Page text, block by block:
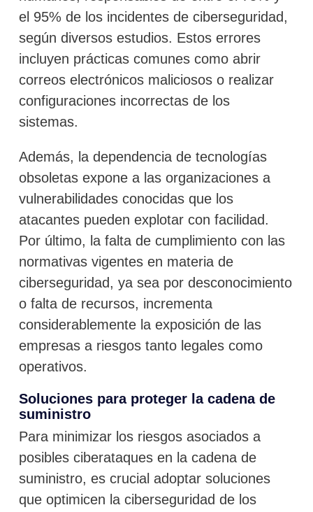
el 95% de los incidentes de ciberseguridad,
según diversos estudios. Estos errores
incluyen prácticas comunes como abrir
correos electrónicos maliciosos o realizar
configuraciones incorrectas de los
sistemas.
Además, la dependencia de tecnologías
obsoletas expone a las organizaciones a
vulnerabilidades conocidas que los
atacantes pueden explotar con facilidad.
Por último, la falta de cumplimiento con las
normativas vigentes en materia de
ciberseguridad, ya sea por desconocimiento
o falta de recursos, incrementa
considerablemente la exposición de las
empresas a riesgos tanto legales como
operativos.
Soluciones para proteger la cadena de
suministro
Para minimizar los riesgos asociados a
posibles ciberataques en la cadena de
suministro, es crucial adoptar soluciones
que optimicen la ciberseguridad de los